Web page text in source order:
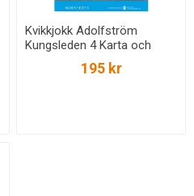
Kvikkjokk Adolfström
Kungsleden 4 Karta och
guide : Outdoorkartan skala
195 kr